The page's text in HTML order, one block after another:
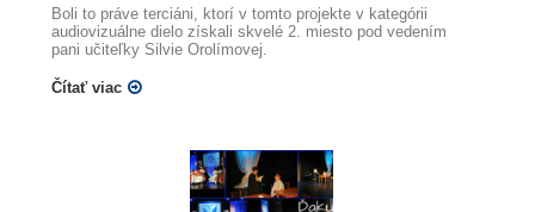
Boli to práve terciáni, ktorí v tomto projekte v kategórii
audiovizuálne dielo získali skvelé 2. miesto pod vedením
pani učiteľky Silvie Orolímovej.
Čítať viac